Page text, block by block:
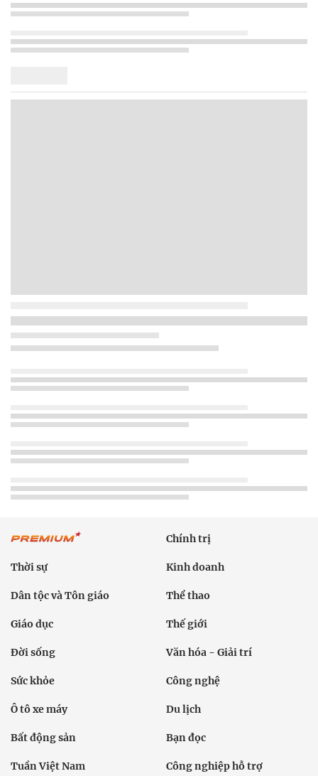
Chính trị
Thời sự Kinh doanh
Dân tộc và Tôn giáo Thể thao
Giáo dục Thế giới
Đời sống Văn hóa - Giải trí
Sức khỏe Công nghệ
Ô tô xe máy Du lịch
Bất động sản Bạn đọc
Tuần Việt Nam Công nghiệp hỗ trợ